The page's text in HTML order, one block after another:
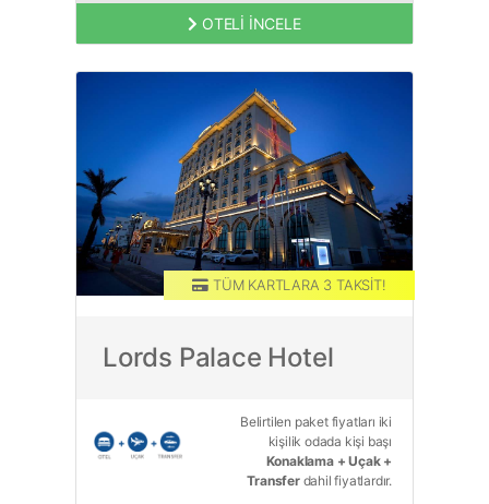
OTELİ İNCELE
TAM PANSİYON PLUS
TÜM KARTLARA 3 TAKSİT!
Lords Palace Hotel
Belirtilen paket fiyatları iki
kişilik odada kişi başı
Konaklama + Uçak +
Transferdahil fiyatlardır.